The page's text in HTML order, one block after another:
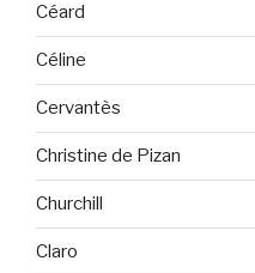
Céard
Céline
Cervantès
Christine de Pizan
Churchill
Claro